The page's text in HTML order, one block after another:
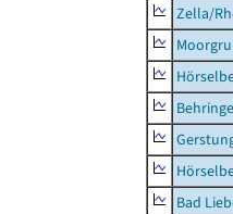
Zella/
Bad